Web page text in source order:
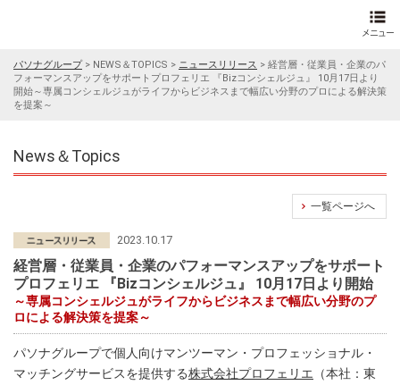
パソナグループ> NEWS＆TOPICS > ニュースリリース > 経営層・従業員・企業のパ
フォーマンスアップをサポートプロフェリエ 『Bizコンシェルジュ』 10月17日より
開始～専属コンシェルジュがライフからビジネスまで幅広い分野のプロによる解決策
を提案～
News＆Topics
一覧ページへ
2023.10.17
経営層・従業員・企業のパフォーマンスアップをサポート
プロフェリエ 『Bizコンシェルジュ』 10月17日より開始
～専属コンシェルジュがライフからビジネスまで幅広い分野のプ
ロによる解決策を提案～
パソナグループで個人向けマンツーマン・プロフェッショナル・
マッチングサービスを提供する株式会社プロフェリエ （本社：東